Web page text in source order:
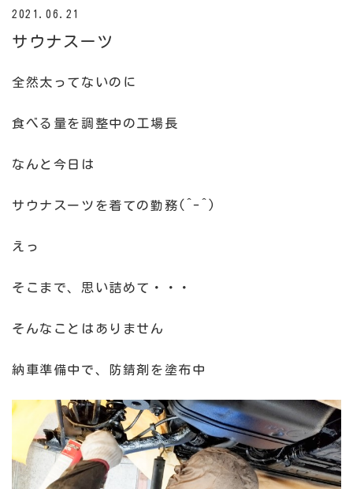
2021.06.21
サウナスーツ
全然太ってないのに
食べる量を調整中の工場長
なんと今日は
サウナスーツを着ての勤務(^-^)
えっ
そこまで、思い詰めて・・・
そんなことはありません
納車準備中で、防錆剤を塗布中